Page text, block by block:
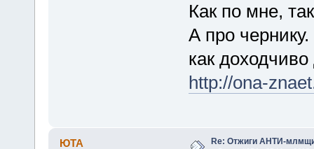
Как по мне,
А про чернику.
как
http://ona-
ЮТА Re: Отжиги АНТИ-